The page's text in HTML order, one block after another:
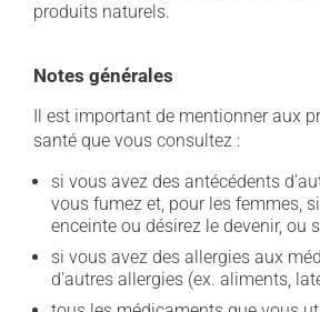
produits naturels.
Notes générales
Il est important de mentionner aux
santé que vous consultez :
si vous avez des antécédents
vous fumez et, pour les femmes,
enceinte ou désirez le devenir, ou
si vous avez des allergies aux
d'autres allergies (ex. aliments,